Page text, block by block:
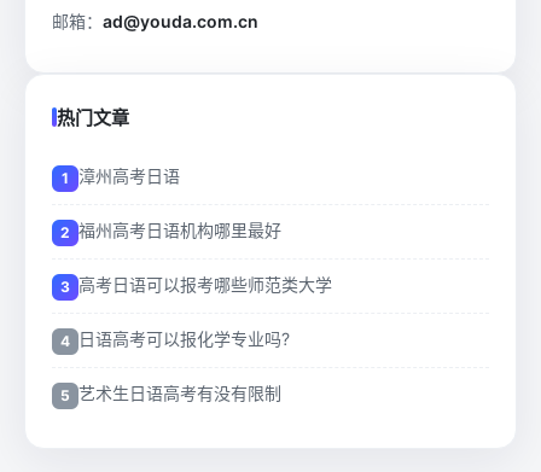
邮箱： ad@youda.com.cn
热门文章
漳州高考日语
福州高考日语机构哪里最好
高考日语可以报考哪些师范类大学
日语高考可以报化学专业吗?
艺术生日语高考有没有限制